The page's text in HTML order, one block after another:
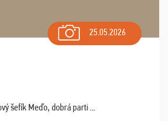
25.05.2026
šefík Meďo, dobrá parti ...